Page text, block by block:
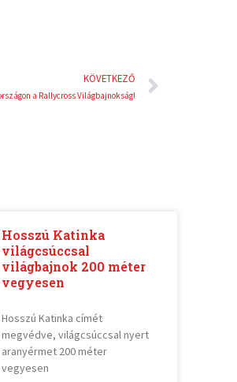
KÖVETKEZŐ
a Rallycross Világbajnokság!
Hosszú Katinka
világcsúccsal
világbajnok 200 méter
vegyesen
Hosszú Katinka címét
megvédve, világcsúccsal nyert
aranyérmet 200 méter
vegyesen